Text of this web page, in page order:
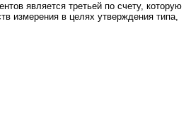
является третьей по счету, которую
измерения в целях утверждения типа,